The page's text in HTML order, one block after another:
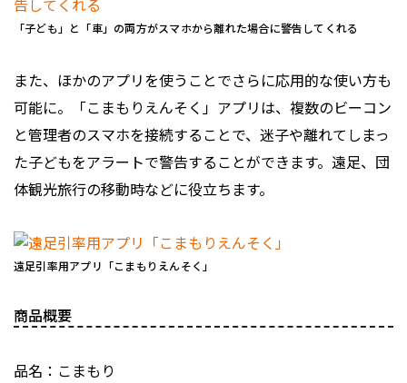
「子ども」と「車」の両方がスマホから離れた場合に警告してくれる
また、ほかのアプリを使うことでさらに応用的な使い方も
可能に。「こまもりえんそく」アプリは、複数のビーコン
と管理者のスマホを接続することで、迷子や離れてしまっ
た子どもをアラートで警告することができます。遠足、団
体観光旅行の移動時などに役立ちます。
遠足引率用アプリ「こまもりえんそく」
商品概要
品名：こまもり